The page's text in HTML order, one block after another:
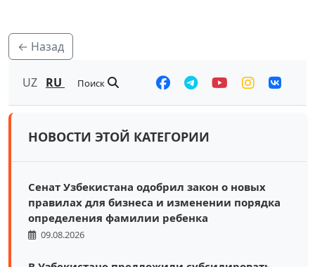
← Назад
UZ RU Поиск
НОВОСТИ ЭТОЙ КАТЕГОРИИ
Сенат Узбекистана одобрил закон о новых
правилах для бизнеса и изменении порядка
определения фамилии ребенка
09.08.2026